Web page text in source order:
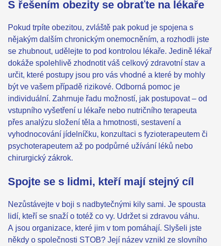
S řešením obezity se obraťte na lékaře
Pokud trpíte obezitou, zvláště pak pokud je spojena s
nějakým dalším chronickým onemocněním, a rozhodli jste
se zhubnout, udělejte to pod kontrolou lékaře. Jedině lékař
dokáže spolehlivě zhodnotit váš celkový zdravotní stav a
určit, které postupy jsou pro vás vhodné a které by mohly
být ve vašem případě rizikové. Odborná pomoc je
individuální. Zahrnuje řadu možností, jak postupovat – od
vstupního vyšetření u lékaře nebo nutričního terapeuta
přes analýzu složení těla a hmotnosti, sestavení a
vyhodnocování jídelníčku, konzultaci s fyzioterapeutem či
psychoterapeutem až po podpůrné užívání léků nebo
chirurgický zákrok.
Spojte se s lidmi, kteří mají stejný cíl
Nezůstávejte v boji s nadbytečnými kily sami. Je spousta
lidí, kteří se snaží o totéž co vy. Udržet si zdravou váhu.
A jsou organizace, které jim v tom pomáhají. Slyšeli jste
někdy o společnosti STOB? Její název vznikl ze slovního